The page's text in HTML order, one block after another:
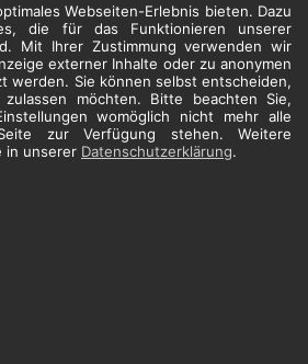
Webseiten-Erlebnis bieten. Dazu
die für das Funktionieren unserer
Mit Ihrer Zustimmung verwenden wir
externer Inhalte oder zu anonymen
werden. Sie können selbst entscheiden,
möchten. Bitte beachten Sie,
womöglich nicht mehr alle
zur Verfügung stehen. Weitere
in unserer Datenschutzerklärung.